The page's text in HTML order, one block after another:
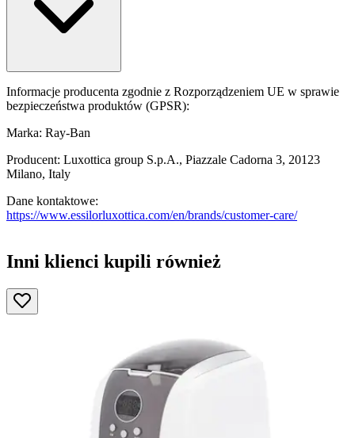
Informacje producenta zgodnie z Rozporządzeniem UE w sprawie
bezpieczeństwa produktów (GPSR):
Marka: Ray-Ban
Producent: Luxottica group S.p.A., Piazzale Cadorna 3, 20123
Milano, Italy
Dane kontaktowe:
https://www.essilorluxottica.com/en/brands/customer-care/
Inni klienci kupili również